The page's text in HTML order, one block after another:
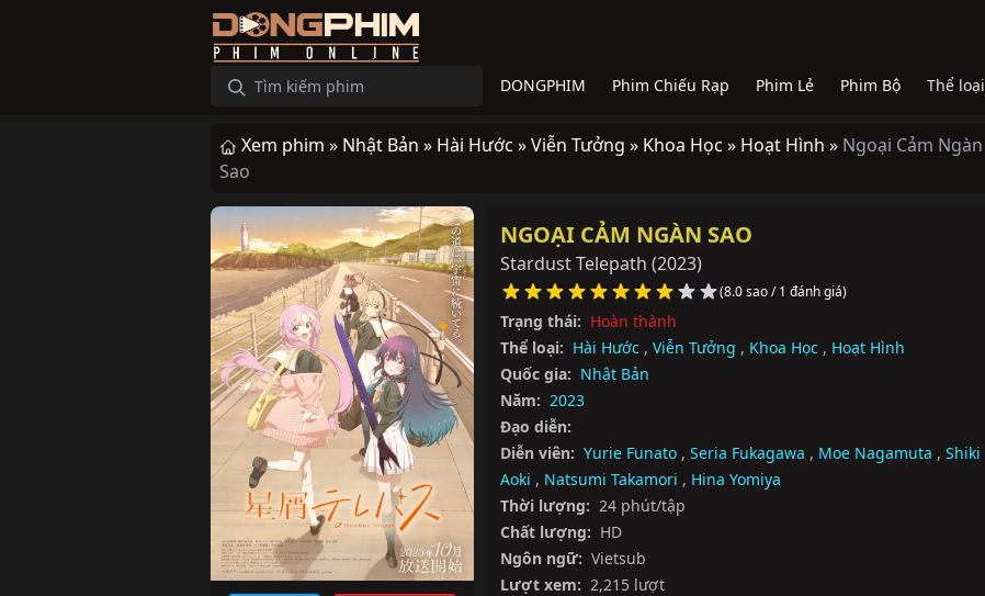
DONGPHIM Phim Chiếu Rạp Phim Lẻ Phim Bộ Thể loại
Xem phim » Nhật Bản » Hài Hước »Viễn Tưởng » Khoa Học » Hoạt Hình » Ngoại Cảm Ngàn
Sao
NGOẠI CẢM NGÀN SAO
Stardust Telepath (2023)
(8.0 sao / 1 đánh giá)
Trạng thái: Hoàn thành
Thể loại: Hài Hước , Viễn Tưởng , Khoa Học , Hoạt Hình
Quốc gia: Nhật Bản
Năm: 2023
Đạo diễn:
Diễn viên: Yurie Funato , Seria Fukagawa , Moe Nagamuta , Shiki
Aoki , Natsumi Takamori , Hina Yomiya
Thời lượng: 24 phút/tập
Chất lượng: HD
Ngôn ngữ: Vietsub
Lượt xem: 2,215 lượt